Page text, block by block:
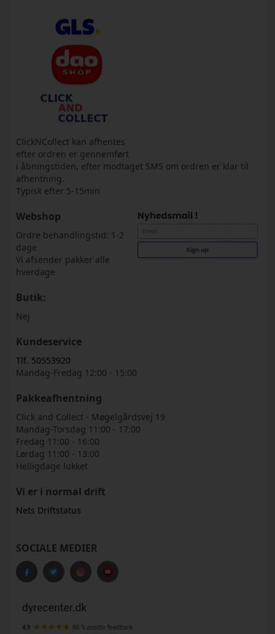
ClickNCollect kan afhentes
efter ordren er gennemført
i åbningstiden, efter modtaget SMS om ordren er klar til
afhentning.
Typisk efter 5-15min
Webshop
Ordre behandlingstid: 1-2
dage
Vi afsender pakker alle
hverdage
Butik:
Nej
Kundeservice
Tlf. 50553920
Mandag-Fredag 12:00 - 15:00
Pakkeafhentning
Click and Collect - Møgelgårdsvej 19
Mandag-Torsdag 11:00 - 17:00
Fredag 11:00 - 16:00
Lørdag 11:00 - 13:00
Helligdage lukket
Vi er i normal drift
Nets Driftstatus
SOCIALE MEDIER